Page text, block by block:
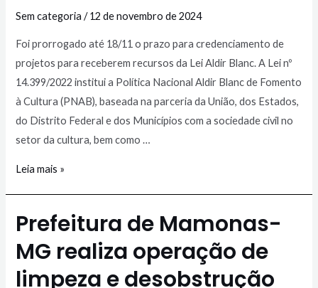
Sem categoria /12 de novembro de 2024
Foi prorrogado até 18/11 o prazo para credenciamento de
projetos para receberem recursos da Lei Aldir Blanc. A Lei nº
14.399/2022 institui a Política Nacional Aldir Blanc de Fomento
à Cultura (PNAB), baseada na parceria da União, dos Estados,
do Distrito Federal e dos Municípios com a sociedade civil no
setor da cultura, bem como …
Leia mais »
Prefeitura de Mamonas-
MG realiza operação de
limpeza e desobstrução